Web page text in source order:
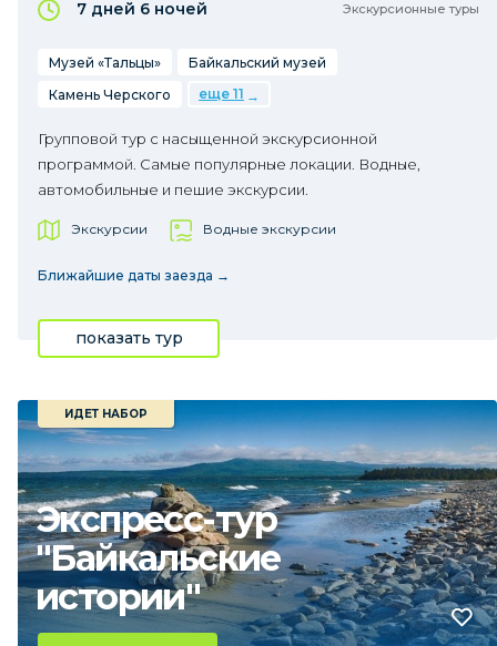
Экскурсионные туры
7 дней 6 ночей
Музей «Тальцы»
Байкальский музей
Камень Черского
еще 11
Групповой тур с насыщенной экскурсионной
программой. Самые популярные локации. Водные,
автомобильные и пешие экскурсии.
Экскурсии Водные экскурсии
Ближайшие даты заезда →
показать тур
Экспресс-тур
"Байкальские
истории"
ИДЕТ НАБОР